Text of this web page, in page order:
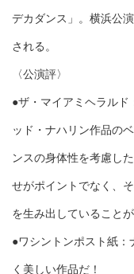
デカダンス」。横浜公
される。
〈公演評〉
●ザ・マイアミヘラル
ッド・ナハリン作品の
ンスの身体性を考慮し
せがポイントでなく、
を生み出していること
●ワシントンポスト紙
く美しい作品だ！